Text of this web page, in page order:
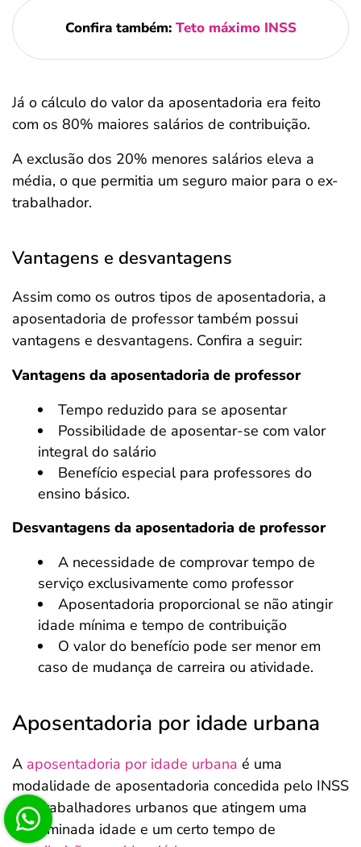
Confira também: Teto máximo INSS
Já o cálculo do valor da aposentadoria era feito
com os 80% maiores salários de contribuição.
A exclusão dos 20% menores salários eleva a
média, o que permitia um seguro maior para o ex-
trabalhador.
Vantagens e desvantagens
Assim como os outros tipos de aposentadoria, a
aposentadoria de professor também possui
vantagens e desvantagens. Confira a seguir:
Vantagens da aposentadoria de professor
Tempo reduzido para se aposentar
Possibilidade de aposentar-se com valor
integral do salário
Benefício especial para professores do
ensino básico.
Desvantagens da aposentadoria de professor
A necessidade de comprovar tempo de
serviço exclusivamente como professor
Aposentadoria proporcional se não atingir
idade mínima e tempo de contribuição
O valor do benefício pode ser menor em
caso de mudança de carreira ou atividade.
Aposentadoria por idade urbana
A aposentadoria por idade urbana é uma
modalidade de aposentadoria concedida pelo INSS
aos trabalhadores urbanos que atingem uma
determinada idade e um certo tempo de